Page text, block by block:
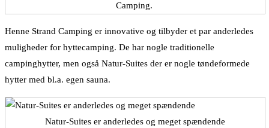
Camping.
Henne Strand Camping er innovative og tilbyder et par anderledes
muligheder for hyttecamping. De har nogle traditionelle
campinghytter, men også Natur-Suites der er nogle tøndeformede
hytter med bl.a. egen sauna.
Natur-Suites er anderledes og meget spændende